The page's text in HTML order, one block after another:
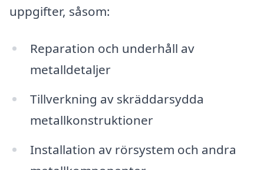
uppgifter, såsom:
Reparation och underhåll av
metalldetaljer
Tillverkning av skräddarsydda
metallkonstruktioner
Installation av rörsystem och andra